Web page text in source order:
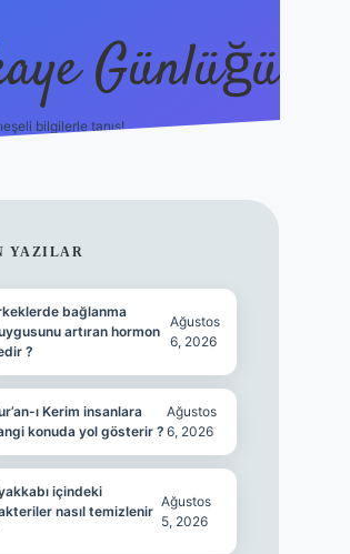
Günlüğü
bilgilerle tanış!
YAZILAR
bağlanma
artıran hormon
?
Ağustos
6, 2026
ı Kerim insanlara
konuda yol gösterir ?
Ağustos
6, 2026
içindeki
nasıl temizlenir
Ağustos
5, 2026
https://